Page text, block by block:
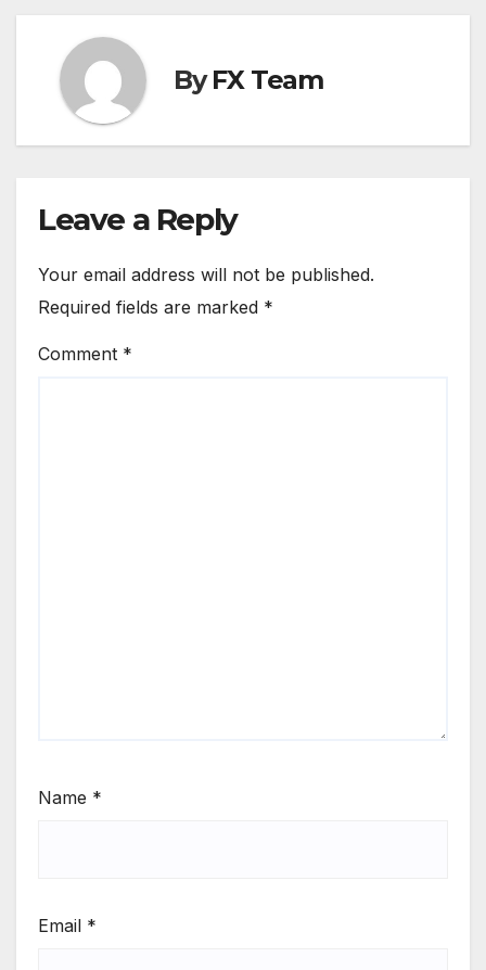
ByFX Team
Leave a Reply
Your email address will not be published.
Required fields are marked *
Comment *
Name *
Email *